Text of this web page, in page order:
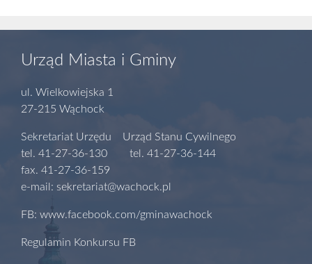
Urząd Miasta i Gminy
ul. Wielkowiejska 1
27-215 Wąchock
Sekretariat Urzędu Urząd Stanu Cywilnego
tel. 41-27-36-130 tel. 41-27-36-144
fax. 41-27-36-159
e-mail: sekretariat@wachock.pl
FB: www.facebook.com/gminawachock
Regulamin Konkursu FB